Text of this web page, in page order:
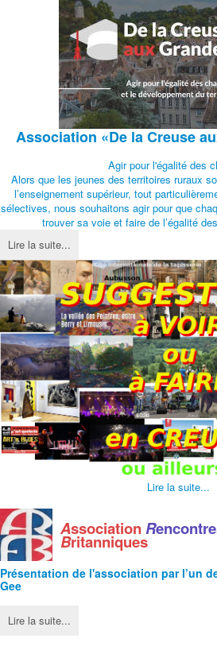
Association «De la Creuse
Agir pour l'égalité des
Alors que les jeunes des territoires ruraux
l’enseignement supérieur, tout
sélectives, nous souhaitons agir pour que
trouver sa voie et faire de l’égalité
Lire la suite...
Lire la suite...
AssociationR
Britanniques
Présentation de l'association par l’un
Gee
Lire la suite...